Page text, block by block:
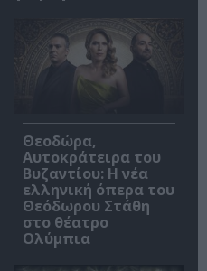
Θεοδώρα,
Αυτοκράτειρα του
Βυζαντίου: Η νέα
ελληνική όπερα του
Θεόδωρου Στάθη
στο θέατρο
Ολύμπια